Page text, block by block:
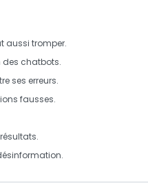
aussi tromper.
des chatbots.
ses erreurs.
fausses.